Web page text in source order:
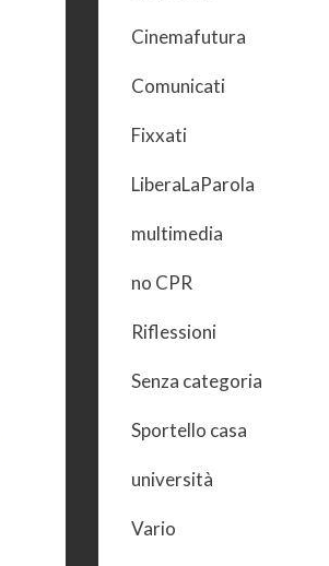
Cinemafutura
Comunicati
Fixxati
LiberaLaParola
multimedia
no CPR
Riflessioni
Senza categoria
Sportello casa
università
Vario